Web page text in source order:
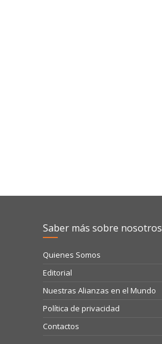
Saber más sobre nosotros
Quienes Somos
Editorial
Nuestras Alianzas en el Mundo
Política de privacidad
Contactos